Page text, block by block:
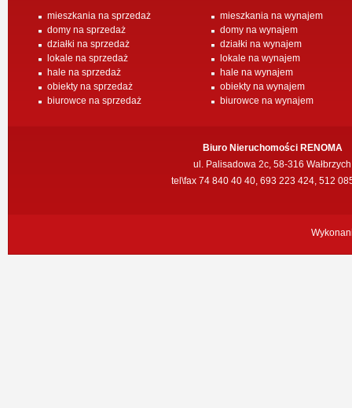
mieszkania na sprzedaż
domy na sprzedaż
działki na sprzedaż
lokale na sprzedaż
hale na sprzedaż
obiekty na sprzedaż
biurowce na sprzedaż
mieszkania na wynajem
domy na wynajem
działki na wynajem
lokale na wynajem
hale na wynajem
obiekty na wynajem
biurowce na wynajem
Biuro Nieruchomości RENOMA
ul. Palisadowa 2c, 58-316 Wałbrzych
tel\fax 74 840 40 40, 693 223 424, 512